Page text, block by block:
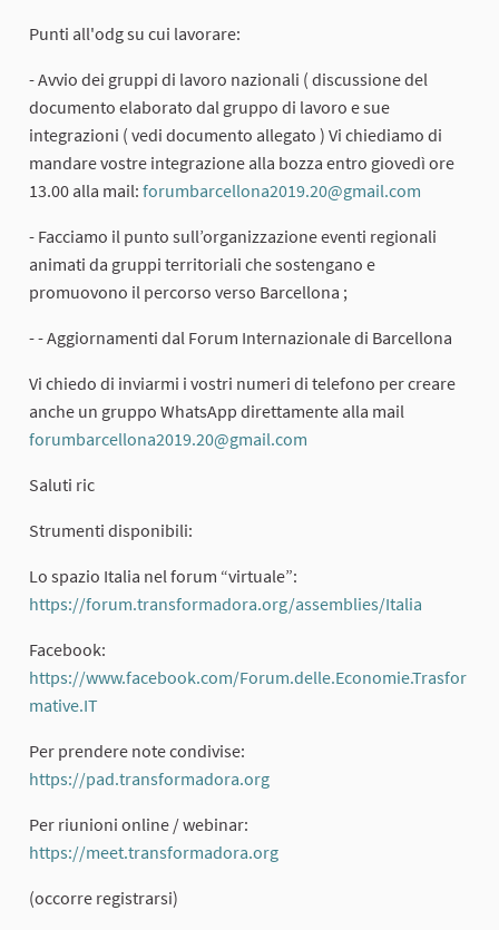
Punti all'odg su cui lavorare:
- Avvio dei gruppi di lavoro nazionali ( discussione del
documento elaborato dal gruppo di lavoro e sue
integrazioni ( vedi documento allegato ) Vi chiediamo di
mandare vostre integrazione alla bozza entro giovedì ore
13.00 alla mail: forumbarcellona2019.20@gmail.com
- Facciamo il punto sull’organizzazione eventi regionali
animati da gruppi territoriali che sostengano e
promuovono il percorso verso Barcellona ;
- - Aggiornamenti dal Forum Internazionale di Barcellona
Vi chiedo di inviarmi i vostri numeri di telefono per creare
anche un gruppo WhatsApp direttamente alla mail
forumbarcellona2019.20@gmail.com
Saluti ric
Strumenti disponibili:
Lo spazio Italia nel forum “virtuale”:
https://forum.transformadora.org/assemblies/Italia
Facebook:
https://www.facebook.com/Forum.delle.Economie.Trasfor
mative.IT
Per prendere note condivise:
https://pad.transformadora.org
Per riunioni online / webinar:
https://meet.transformadora.org
(occorre registrarsi)